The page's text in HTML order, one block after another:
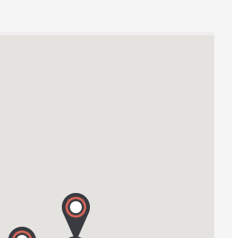
BVBA LOKEREN - NE PAS